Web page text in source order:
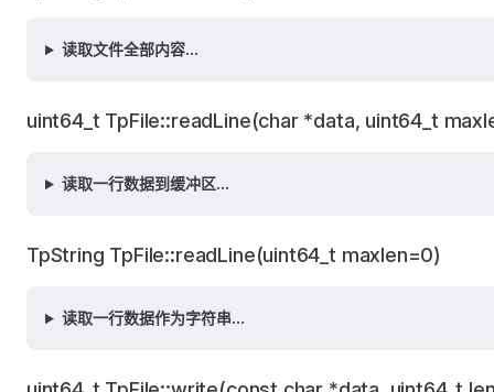
读取文件全部内容...
uint64_t TpFile::readLine(char *data, uint64_t
读取一行数据到缓冲区...
TpString TpFile::readLine(uint64_t maxlen=0)
读取一行数据作为字符串...